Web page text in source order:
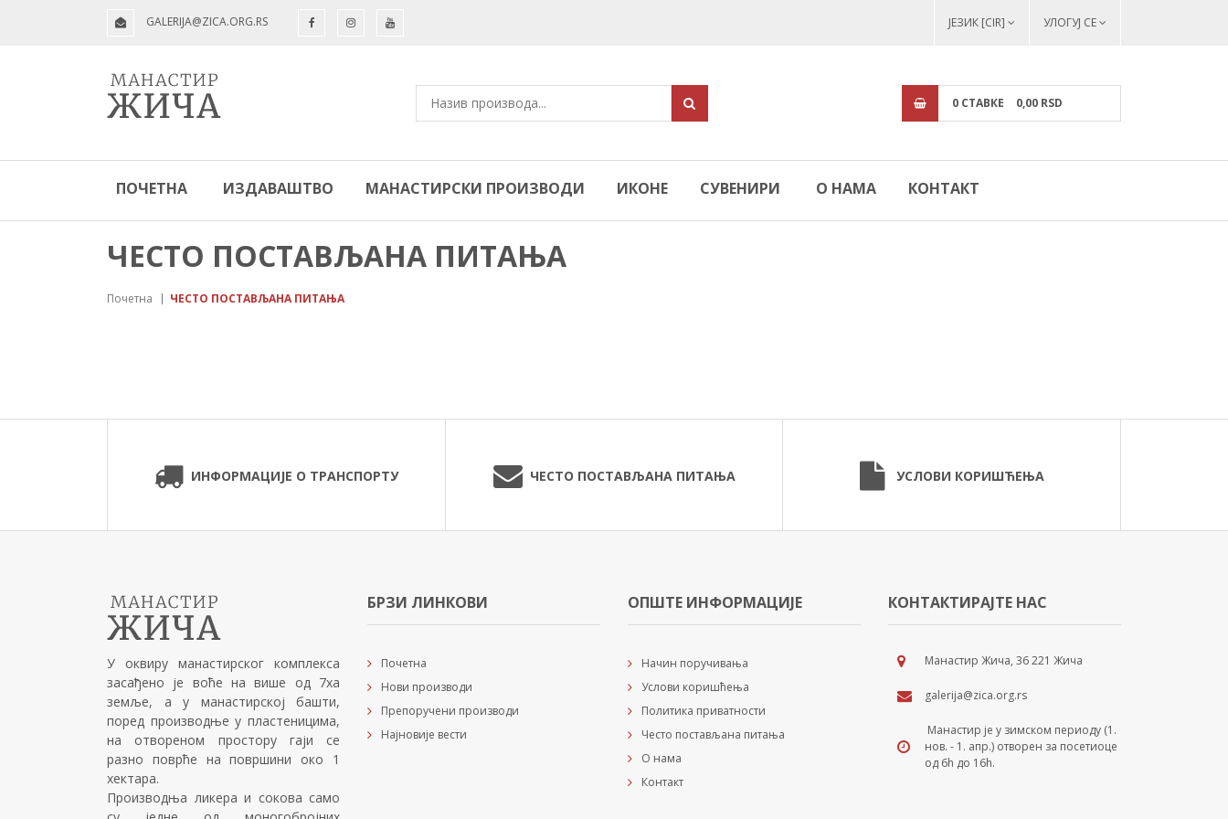
GALERIJA@ZICA.ORG.RS ЈЕЗИК [CIR] УЛОГУЈ СЕ
0 СТАВКЕ 0,00 RSD
ПОЧЕТНА ИЗДАВАШТВО МАНАСТИРСКИ ПРОИЗВОДИ ИКОНЕ СУВЕНИРИ О НАМА КОНТАКТ
ЧЕСТО ПОСТАВЉАНА ПИТАЊА
Почетна ЧЕСТО ПОСТАВЉАНА ПИТАЊА
ИНФОРМАЦИЈЕ О ТРАНСПОРТУ ЧЕСТО ПОСТАВЉАНА ПИТАЊА УСЛОВИ КОРИШЋЕЊА
У оквиру манастирског комплекса
засађено је воће на више од 7ха
земље, а у манастирској башти,
поред производње у пластеницима,
на отвореном простору гаји се
разно поврће на површини око 1
хектара.
Производња ликера и сокова само
БРЗИ ЛИНКОВИ
Почетна
Нови производи
Препоручени производи
Најновије вести
ОПШТЕ ИНФОРМАЦИЈЕ
Начин поручивања
Услови коришћења
Политика приватности
Често постављана питања
О нама
Контакт
КОНТАКТИРАЈТЕ НАС
Манастир Жича, 36 221 Жича
galerija@zica.org.rs
Манастир је у зимском периоду (1.
нов. - 1. апр.) отворен за посетиоце
од 6h до 16h.